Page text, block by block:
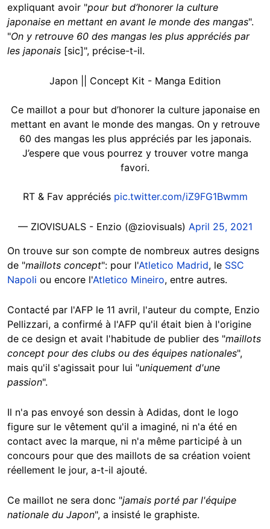
expliquant avoir "pour but d’honorer la culture
japonaise en mettant en avant le monde des mangas".
"On y retrouve 60 des mangas les plus appréciés par
les japonais [sic]", précise-t-il.
Japon || Concept Kit - Manga Edition
Ce maillot a pour but d’honorer la culture japonaise en
mettant en avant le monde des mangas. On y retrouve
60 des mangas les plus appréciés par les japonais.
J’espere que vous pourrez y trouver votre manga
favori.
RT & Fav appréciés pic.twitter.com/iZ9FG1Bwmm
— ZIOVISUALS - Enzio (@ziovisuals) April 25, 2021
On trouve sur son compte de nombreux autres designs
de "maillots concept": pour l'Atletico Madrid, le SSC
Napoli ou encore l'Atletico Mineiro, entre autres.
Contacté par l'AFP le 11 avril, l'auteur du compte, Enzio
Pellizzari, a confirmé à l'AFP qu'il était bien à l'origine
de ce design et avait l'habitude de publier des "maillots
concept pour des clubs ou des équipes nationales",
mais qu'il s'agissait pour lui "uniquement d'une
passion".
Il n'a pas envoyé son dessin à Adidas, dont le logo
figure sur le vêtement qu'il a imaginé, ni n'a été en
contact avec la marque, ni n'a même participé à un
concours pour que des maillots de sa création voient
réellement le jour, a-t-il ajouté.
Ce maillot ne sera donc "jamais porté par l'équipe
nationale du Japon", a insisté le graphiste.